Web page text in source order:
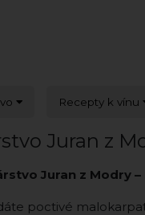
Recepty k vínu
Juran z
Juran z Modry
poctivé